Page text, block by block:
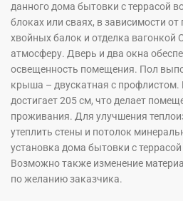
данного дома бытовки с террасой
блоках или сваях, в зависимости
хвойных балок и отделка вагонкой
атмосферу. Дверь и два окна
освещенность помещения. Пол
крыша – двускатная с профлистом.
достигает 205 см, что делает
проживания. Для улучшения
утеплить стены и потолок
установка дома бытовки с
Возможно также изменение
по желанию заказчика.